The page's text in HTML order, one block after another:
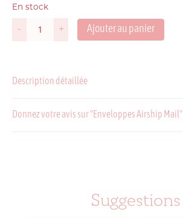
En stock
-
quantité
Mail
+ Ajouter au panier
Description détaillée
Donnez votre avis sur "Enveloppes Airship Mail"
Suggestions